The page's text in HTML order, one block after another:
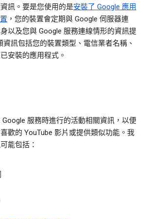
訊。要是您使用的是安裝了 Google 應用
，您的裝置會定期與 Google 伺服器連
以及您與 Google 服務連線情形的資訊提
資訊包括您的裝置類型、電信業者名稱、
安裝的應用程式。
服務時進行的活動相關資訊，以便
歡的 YouTube 影片或提供類似功能。我
能包括：